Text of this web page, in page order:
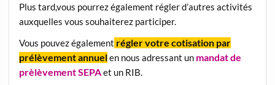
Plus tard,vous pourrez également régler d’autres activités
auxquelles vous souhaiterez participer.
Vous pouvez également régler votre cotisation par
prélèvement annuelen nous adressant un mandat de
prèlèvement SEPAet un RIB.